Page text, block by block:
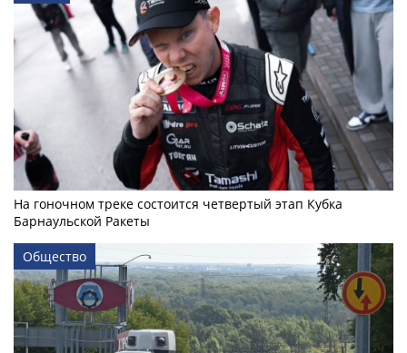
На гоночном треке состоится четвертый этап Кубка
Барнаульской Ракеты
Общество